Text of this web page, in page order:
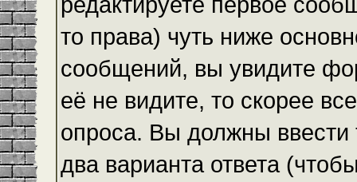
то права) чуть ниже
сообщений, вы увидите
её не видите, то скорее
опроса. Вы должны
два варианта ответа